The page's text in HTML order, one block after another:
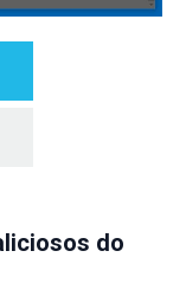
do